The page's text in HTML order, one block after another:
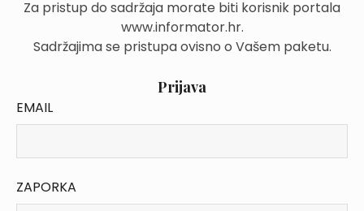
Za pristup do sadržaja morate biti korisnik portala
www.informator.hr.
Sadržajima se pristupa ovisno o Vašem paketu.
Prijava
EMAIL
ZAPORKA